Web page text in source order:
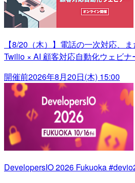
【8/20（木）】電話の一次対応、
Twilio × AI 顧客対応自動化ウェビナ
開催前2026年8月20日(木) 15:00
DevelopersIO 2026 Fukuoka